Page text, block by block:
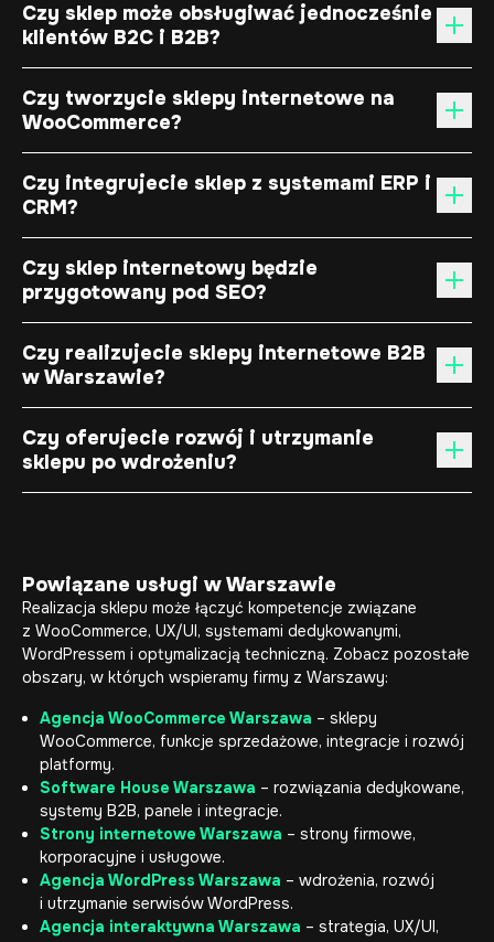
Czy sklep może obsługiwać jednocześnie
klientów B2C i B2B?
Czy tworzycie sklepy internetowe na
WooCommerce?
Czy integrujecie sklep z systemami ERP i
CRM?
Czy sklep internetowy będzie
przygotowany pod SEO?
Czy realizujecie sklepy internetowe B2B
w Warszawie?
Czy oferujecie rozwój i utrzymanie
sklepu po wdrożeniu?
Powiązane usługi w Warszawie
Realizacja sklepu może łączyć kompetencje związane
z WooCommerce, UX/UI, systemami dedykowanymi,
WordPressem i optymalizacją techniczną. Zobacz pozostałe
obszary, w których wspieramy firmy z Warszawy:
Agencja WooCommerce Warszawa – sklepy
WooCommerce, funkcje sprzedażowe, integracje i rozwój
platformy.
Software House Warszawa – rozwiązania dedykowane,
systemy B2B, panele i integracje.
Strony internetowe Warszawa – strony firmowe,
korporacyjne i usługowe.
Agencja WordPress Warszawa – wdrożenia, rozwój
i utrzymanie serwisów WordPress.
Agencja interaktywna Warszawa – strategia, UX/UI,